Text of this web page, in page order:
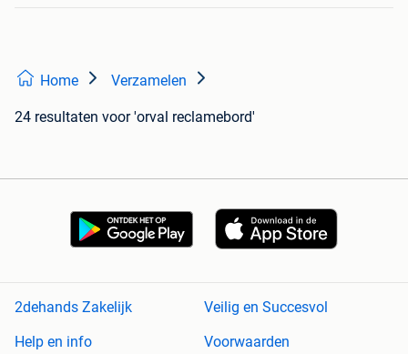
Home Verzamelen
24 resultaten voor 'orval reclamebord'
2dehands Zakelijk
Veilig en Succesvol
Help en info
Voorwaarden